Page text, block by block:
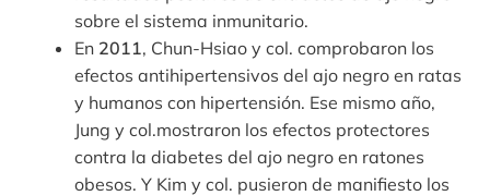
sobre el sistema inmunitario.
En 2011, Chun-Hsiao y col. comprobaron los
efectos antihipertensivos del ajo negro en ratas
y humanos con hipertensión. Ese mismo año,
Jung y col.mostraron los efectos protectores
contra la diabetes del ajo negro en ratones
obesos. Y Kim y col. pusieron de manifiesto los